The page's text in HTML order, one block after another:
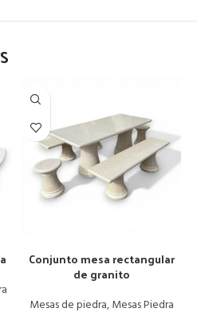
Conjunto mesa rectangular
de granito
Mesas de piedra,Mesas Piedra